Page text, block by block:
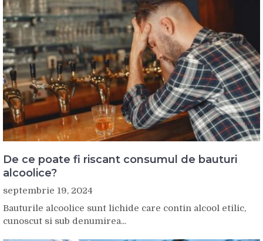
De ce poate fi riscant consumul de bauturi
alcoolice?
septembrie 19, 2024
Bauturile alcoolice sunt lichide care contin alcool etilic,
cunoscut si sub denumirea...